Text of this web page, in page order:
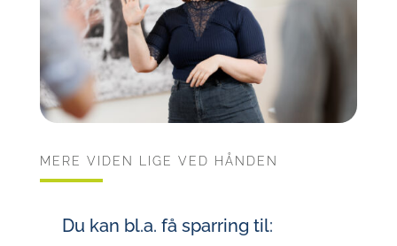
MERE VIDEN LIGE VED HÅNDEN
Du kan bl.a. få sparring til: